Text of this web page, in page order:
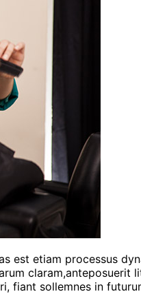
est etiam processus
claram,anteposuerit
fiant sollemnes in